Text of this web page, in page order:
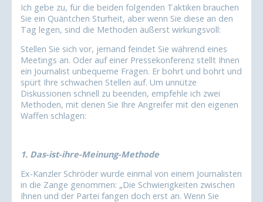
Ich gebe zu, für die beiden folgenden Taktiken brauchen
Sie ein Quäntchen Sturheit, aber wenn Sie diese an den
Tag legen, sind die Methoden äußerst wirkungsvoll:
Stellen Sie sich vor, jemand feindet Sie während eines
Meetings an. Oder auf einer Pressekonferenz stellt Ihnen
ein Journalist unbequeme Fragen. Er bohrt und bohrt und
spürt Ihre schwachen Stellen auf. Um unnütze
Diskussionen schnell zu beenden, empfehle ich zwei
Methoden, mit denen Sie Ihre Angreifer mit den eigenen
Waffen schlagen:
1. Das-ist-ihre-Meinung-Methode
Ex-Kanzler Schröder wurde einmal von einem Journalisten
in die Zange genommen: „Die Schwierigkeiten zwischen
Ihnen und der Partei fangen doch erst an. Wenn Sie